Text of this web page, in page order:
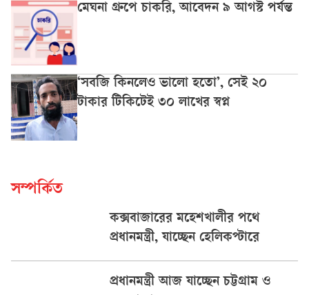
মেঘনা গ্রুপে চাকরি, আবেদন ৯ আগস্ট পর্যন্ত
‘সবজি কিনলেও ভালো হতো’, সেই ২০
টাকার টিকিটেই ৩০ লাখের স্বপ্ন
সম্পর্কিত
কক্সবাজারের মহেশখালীর পথে
প্রধানমন্ত্রী, যাচ্ছেন হেলিকপ্টারে
প্রধানমন্ত্রী আজ যাচ্ছেন চট্টগ্রাম ও